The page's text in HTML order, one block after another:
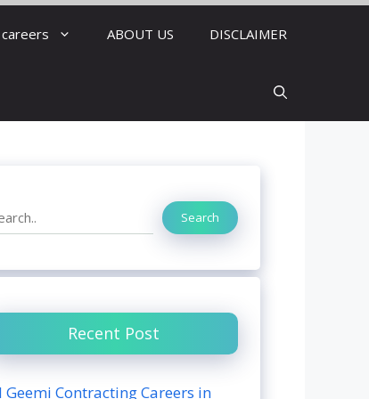
ABOUT US DISCLAIMER
Search
Recent Post
Geemi Contracting Careers in